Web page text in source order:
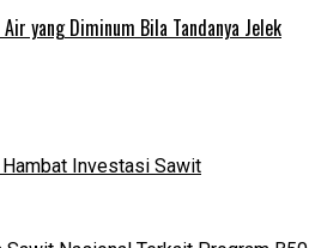
yang Diminum Bila Tandanya Jelek
Investasi Sawit